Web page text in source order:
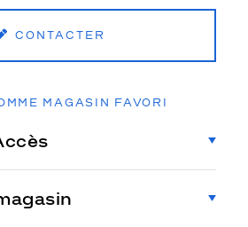
CONTACTER
MAGASIN FAVORI